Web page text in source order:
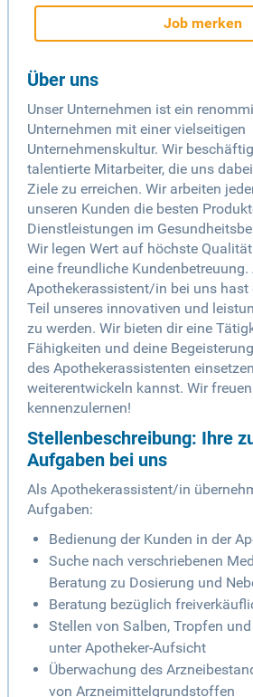
Job merken
Über uns
Unser Unternehmen ist ein
Unternehmen mit einer vielseitigen
Unternehmenskultur. Wir
talentierte Mitarbeiter, die uns
Ziele zu erreichen. Wir arbeiten
unseren Kunden die besten
Dienstleistungen im
Wir legen Wert auf höchste
eine freundliche Kundenbetreuung.
Apothekerassistent/in bei uns
Teil unseres innovativen und
zu werden. Wir bieten dir eine
Fähigkeiten und deine
des Apothekerassistenten
weiterentwickeln kannst. Wir
kennenzulernen!
Stellenbeschreibung: Ihre
Aufgaben bei uns
Als Apothekerassistent/in
Aufgaben:
Bedienung der Kunden in der
Suche nach verschriebenen
Beratung zu Dosierung und
Beratung bezüglich
Stellen von Salben, Tropfen
unter Apotheker-Aufsicht
Überwachung des
von Arzneimittelgrundstoffen